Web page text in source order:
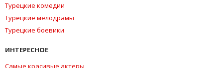
Турецкие комедии
Турецкие мелодрамы
Турецкие боевики
ИНТЕРЕСНОЕ
Самые красивые актеры